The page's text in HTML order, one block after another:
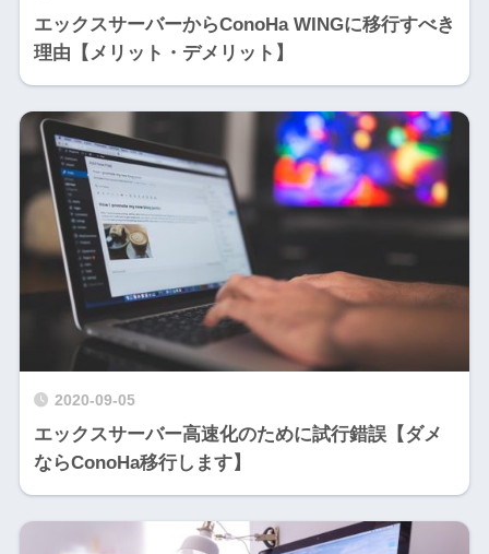
エックスサーバーからConoHa WINGに移行すべき
理由【メリット・デメリット】
2020-09-05
エックスサーバー高速化のために試行錯誤【ダメ
ならConoHa移行します】